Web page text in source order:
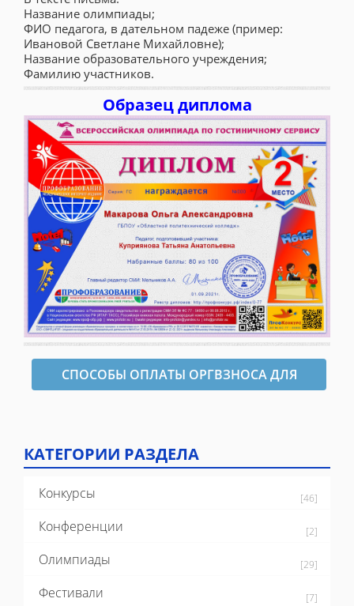
Название олимпиады;
ФИО педагога, в дательном падеже (пример:
Ивановой Светлане Михайловне);
Название образовательного учреждения;
Фамилию участников.
Образец диплома
СПОСОБЫ ОПЛАТЫ ОРГВЗНОСА ДЛЯ
КАТЕГОРИИ РАЗДЕЛА
Конкурсы [46]
Конференции [2]
Олимпиады [29]
Фестивали [7]